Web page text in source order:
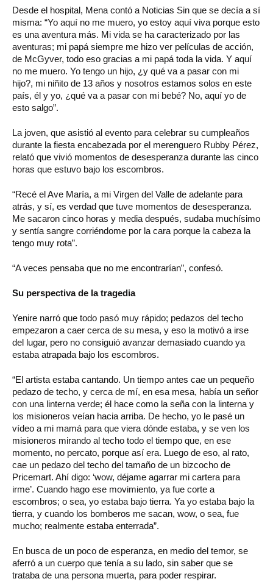
Desde el hospital, Mena contó a Noticias Sin que se decía a sí
misma: “Yo aquí no me muero, yo estoy aquí viva porque esto
es una aventura más. Mi vida se ha caracterizado por las
aventuras; mi papá siempre me hizo ver películas de acción,
de McGyver, todo eso gracias a mi papá toda la vida. Y aquí
no me muero. Yo tengo un hijo, ¿y qué va a pasar con mi
hijo?, mi niñito de 13 años y nosotros estamos solos en este
país, él y yo, ¿qué va a pasar con mi bebé? No, aquí yo de
esto salgo”.
La joven, que asistió al evento para celebrar su cumpleaños
durante la fiesta encabezada por el merenguero Rubby Pérez,
relató que vivió momentos de desesperanza durante las cinco
horas que estuvo bajo los escombros.
“Recé el Ave María, a mi Virgen del Valle de adelante para
atrás, y sí, es verdad que tuve momentos de desesperanza.
Me sacaron cinco horas y media después, sudaba muchísimo
y sentía sangre corriéndome por la cara porque la cabeza la
tengo muy rota”.
“A veces pensaba que no me encontrarían”, confesó.
Su perspectiva de la tragedia
Yenire narró que todo pasó muy rápido; pedazos del techo
empezaron a caer cerca de su mesa, y eso la motivó a irse
del lugar, pero no consiguió avanzar demasiado cuando ya
estaba atrapada bajo los escombros.
“El artista estaba cantando. Un tiempo antes cae un pequeño
pedazo de techo, y cerca de mí, en esa mesa, había un señor
con una linterna verde; él hace como la seña con la linterna y
los misioneros veían hacia arriba. De hecho, yo le pasé un
vídeo a mi mamá para que viera dónde estaba, y se ven los
misioneros mirando al techo todo el tiempo que, en ese
momento, no percato, porque así era. Luego de eso, al rato,
cae un pedazo del techo del tamaño de un bizcocho de
Pricemart. Ahí digo: ‘wow, déjame agarrar mi cartera para
irme’. Cuando hago ese movimiento, ya fue corte a
escombros; o sea, yo estaba bajo tierra. Ya yo estaba bajo la
tierra, y cuando los bomberos me sacan, wow, o sea, fue
mucho; realmente estaba enterrada”.
En busca de un poco de esperanza, en medio del temor, se
aferró a un cuerpo que tenía a su lado, sin saber que se
trataba de una persona muerta, para poder respirar.